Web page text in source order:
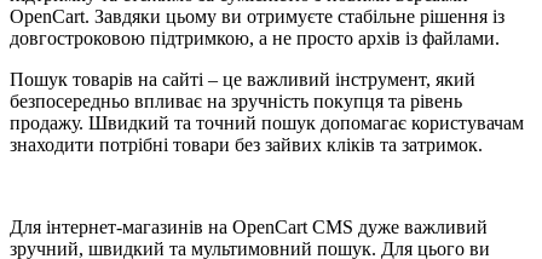
OpenCart. Завдяки цьому ви отримуєте стабільне рішення із
довгостроковою підтримкою, а не просто архів із файлами.
Пошук товарів на сайті – це важливий інструмент, який
безпосередньо впливає на зручність покупця та рівень
продажу. Швидкий та точний пошук допомагає користувачам
знаходити потрібні товари без зайвих кліків та затримок.
Для інтернет-магазинів на OpenCart CMS дуже важливий
зручний, швидкий та мультимовний пошук. Для цього ви